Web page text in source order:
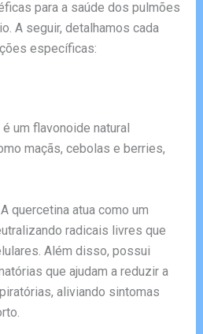
para a saúde dos pulmões
A seguir, detalhamos cada
específicas:
um flavonoide natural
maçãs, cebolas e berries,
quercetina atua como um
radicais livres que
Além disso, possui
que ajudam a reduzir a
aliviando sintomas